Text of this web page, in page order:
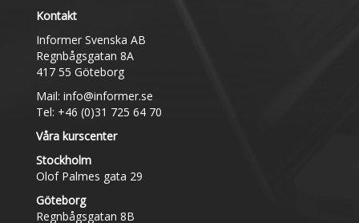
Kontakt
Informer Svenska AB
Regnbågsgatan 8A
417 55 Göteborg
Mail: info@informer.se
Tel: +46 (0)31 725 64 70
Våra kurscenter
Stockholm
Olof Palmes gata 29
Göteborg
Regnbågsgatan 8B